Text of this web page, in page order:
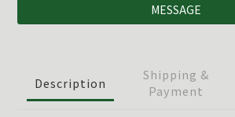
MESSAGE
Description
Shipping &
Payment